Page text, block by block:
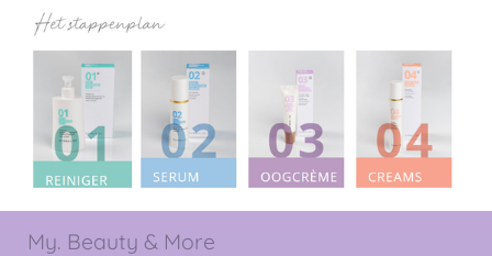
My. Beauty & More